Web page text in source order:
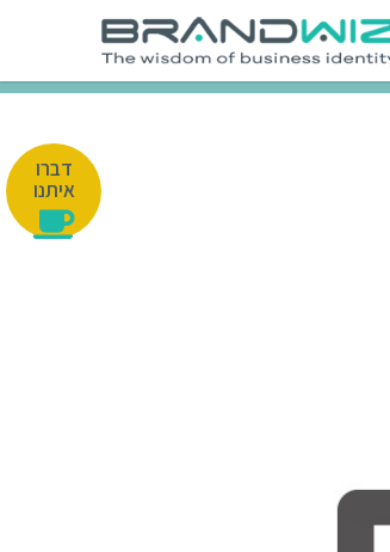
דברו
איתנו